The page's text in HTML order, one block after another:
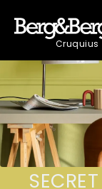
Cruquius